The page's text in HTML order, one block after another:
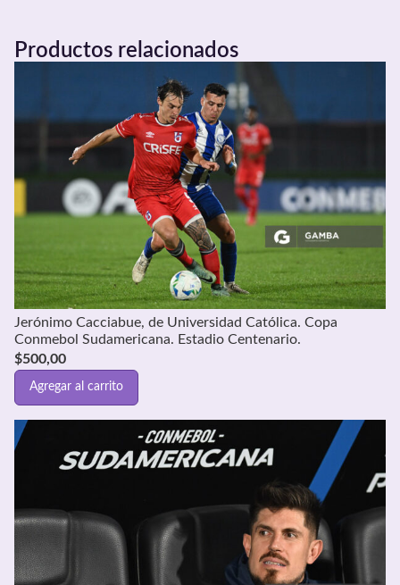
Productos relacionados
Jerónimo Cacciabue, de Universidad Católica. Copa
Conmebol Sudamericana. Estadio Centenario.
$500,00
Agregar al carrito